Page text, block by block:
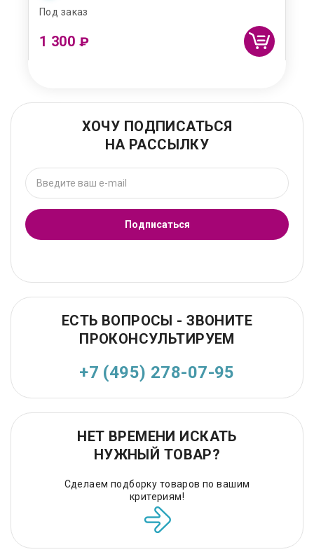
Под заказ
1 300 ₽
ХОЧУ ПОДПИСАТЬСЯ
НА РАССЫЛКУ
Подписаться
ЕСТЬ ВОПРОСЫ - ЗВОНИТЕ
ПРОКОНСУЛЬТИРУЕМ
+7 (495) 278-07-95
НЕТ ВРЕМЕНИ ИСКАТЬ
НУЖНЫЙ ТОВАР?
Сделаем подборку товаров по вашим
критериям!